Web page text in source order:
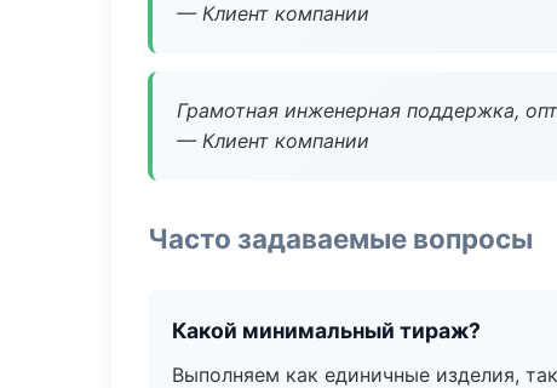
— Клиент компании
Грамотная инженерная поддержка,
— Клиент компании
Часто задаваемые вопросы
Какой минимальный тираж?
Выполняем как единичные изделия,